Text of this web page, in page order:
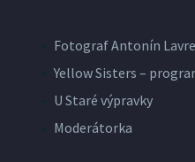
Fotograf Antonín
Yellow Sisters –
U Staré výpravky
Moderátorka